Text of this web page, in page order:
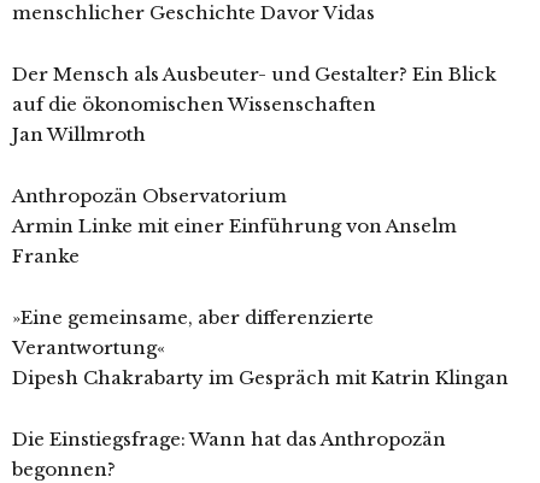
menschlicher Geschichte Davor Vidas
Der Mensch als Ausbeuter- und Gestalter? Ein Blick
auf die ökonomischen Wissenschaften
Jan Willmroth
Anthropozän Observatorium
Armin Linke mit einer Einführung von Anselm
Franke
»Eine gemeinsame, aber differenzierte
Verantwortung«
Dipesh Chakrabarty im Gespräch mit Katrin Klingan
Die Einstiegsfrage: Wann hat das Anthropozän
begonnen?